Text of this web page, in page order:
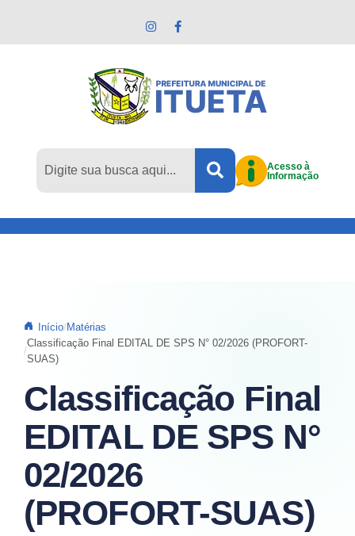
Acesso à
Informação
Início Matérias
Classificação Final EDITAL DE SPS N° 02/2026 (PROFORT-
SUAS)
Classificação Final
EDITAL DE SPS N°
02/2026
(PROFORT-SUAS)